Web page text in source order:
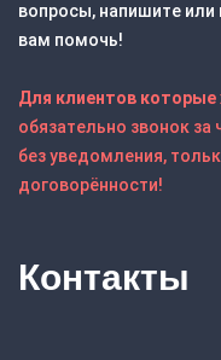
вопросы, напишите
вам помочь!
Для клиентов которые
обязательно звонок
без уведомления,
договорённости!
Контакты